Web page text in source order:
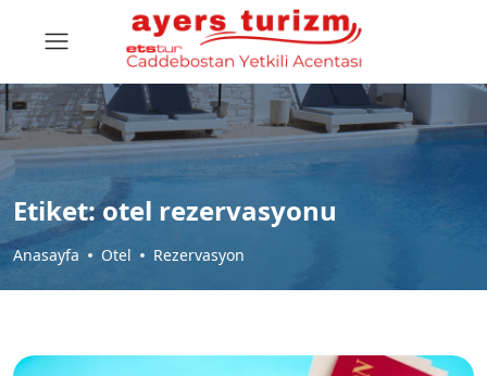
Etiket:otel rezervasyonu
Anasayfa Otel Rezervasyon